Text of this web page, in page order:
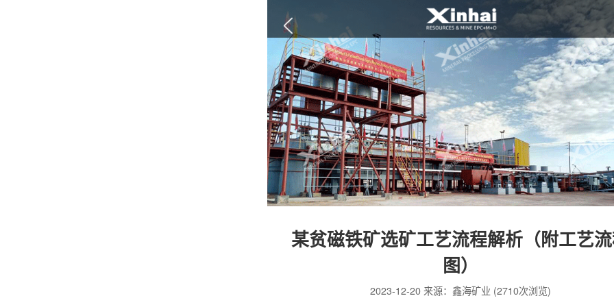
某贫磁铁矿选矿工艺流程解析（附工艺
图）
2023-12-20 来源：鑫海矿业 (2710次浏览)